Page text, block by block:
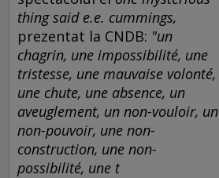
thing said e.e. cummings,
prezentat la CNDB: "un
chagrin, une impossibilité, une
tristesse, une mauvaise volonté,
une chute, une absence, un
aveuglement, un non-vouloir, un
non-pouvoir, une non-
construction, une non-
possibilité, une t